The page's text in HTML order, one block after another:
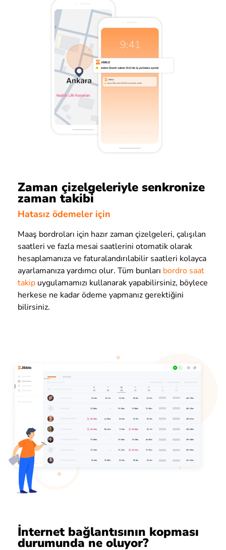
Zaman çizelgeleriyle senkronize
zaman takibi
Hatasız ödemeler için
Maaş bordroları için hazır zaman çizelgeleri, çalışılan
saatleri ve fazla mesai saatlerini otomatik olarak
hesaplamanıza ve faturalandırılabilir saatleri kolayca
ayarlamanıza yardımcı olur. Tüm bunları bordro saat
takip uygulamamızı kullanarak yapabilirsiniz, böylece
herkese ne kadar ödeme yapmanız gerektiğini
bilirsiniz.
İnternet bağlantısının kopması
durumunda ne oluyor?